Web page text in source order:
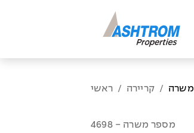
ראשי / קריירה / משרה
מספר משרה - 4698